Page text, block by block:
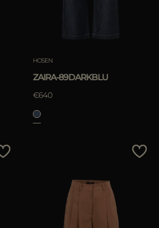
HOSEN
ZAIRA-89DARKBLU
€640